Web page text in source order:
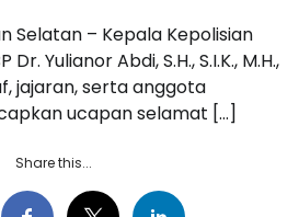
Selatan – Kepala Kepolisian
Yulianor Abdi, S.H., S.I.K., M.H.,
jajaran, serta anggota
ucapan selamat […]
Share this...